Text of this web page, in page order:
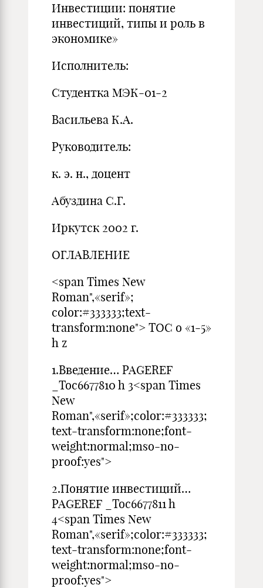
Инвестиции: понятие
инвестиций, типы и роль в
экономике»
Исполнитель:
Студентка МЭК-01-2
Васильева К.А.
Руководитель:
к. э. н., доцент
Абуздина С.Г.
Иркутск 2002 г.
ОГЛАВЛЕНИЕ
<span Times New
Roman",«serif»;
color:#333333;text-
transform:none"> TOC o «1-5»
h z
1.Введение… PAGEREF
_Toc6677810 h 3<span Times
New
Roman",«serif»;color:#333333;
text-transform:none;font-
weight:normal;mso-no-
proof:yes">
2.Понятие инвестиций…
PAGEREF _Toc6677811 h
4<span Times New
Roman",«serif»;color:#333333;
text-transform:none;font-
weight:normal;mso-no-
proof:yes">